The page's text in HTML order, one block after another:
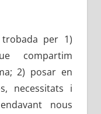
per 1)
compartim
2) posar en
necessitats i
nous